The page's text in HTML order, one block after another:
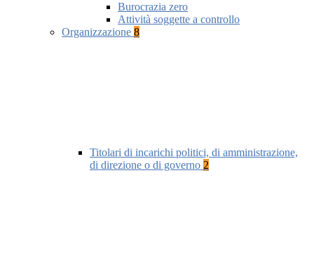
Burocrazia zero
Attività soggette a controllo
Organizzazione 8
Titolari di incarichi politici, di amministrazione,
di direzione o di governo 2